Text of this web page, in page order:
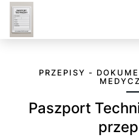
PRZEPISY -
Paszport Techniczny w świetle